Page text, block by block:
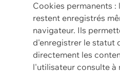
Cookies permanents
restent enregistrés
navigateur. Ils
d'enregistrer le statut
directement les
l'utilisateur consulte à